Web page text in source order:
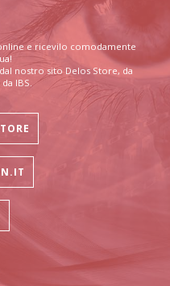
e ricevilo comodamente
nostro sito Delos Store, da
IBS.